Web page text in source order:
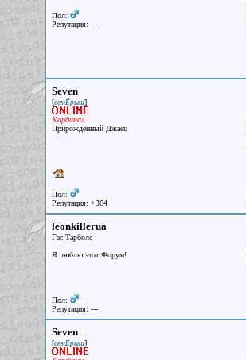
Пол:
Репутация: ---
Seven
[семЁрыш]
Кардинал
Прирожденный Джаец
Пол:
Репутация: +364
leonkillerua
Гас Тарболс
Я люблю этот Форум!
Пол:
Репутация: ---
Seven
[семЁрыш]